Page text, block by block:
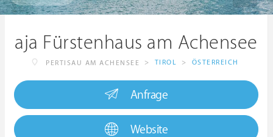
aja Fürstenhaus am Achensee
PERTISAU AM ACHENSEE > TIROL > ÖSTERREICH
Anfrage
Website